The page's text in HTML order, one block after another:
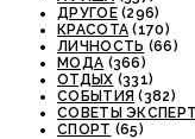
ДРУГОЕ(296)
КРАСОТА (170)
ЛИЧНОСТЬ (66)
МОДА (366)
ОТДЫХ (331)
СОБЫТИЯ (382)
СОВЕТЫ
СПОРТ (65)